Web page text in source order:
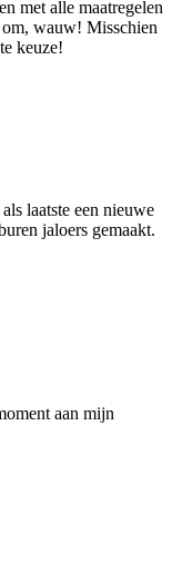
met alle maatregelen
wauw! Misschien
keuze!
laatste een nieuwe
jaloers gemaakt.
aan mijn